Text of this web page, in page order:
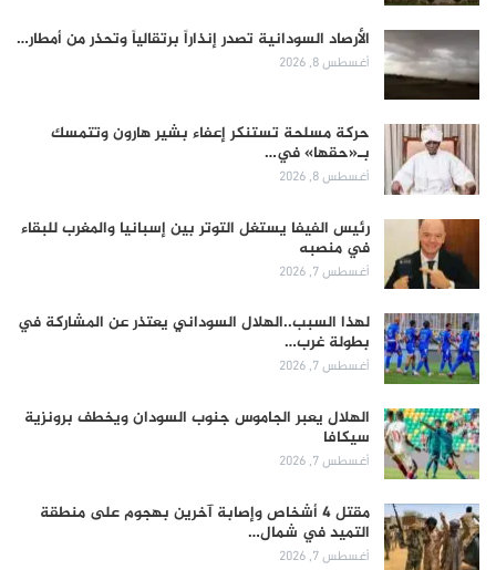
الأرصاد السودانية تصدر إنذاراً برتقالياً وتحذر من أمطار…
أغسطس 8, 2026
حركة مسلحة تستنكر إعفاء بشير هارون وتتمسك
بـ«حقها» في…
أغسطس 8, 2026
رئيس الفيفا يستغل التوتر بين إسبانيا والمغرب للبقاء
في منصبه
أغسطس 7, 2026
لهذا السبب..الهلال السوداني يعتذر عن المشاركة في
بطولة غرب…
أغسطس 7, 2026
الهلال يعبر الجاموس جنوب السودان ويخطف برونزية
سيكافا
أغسطس 7, 2026
مقتل 4 أشخاص وإصابة آخرين بهجوم على منطقة
التميد في شمال…
أغسطس 7, 2026